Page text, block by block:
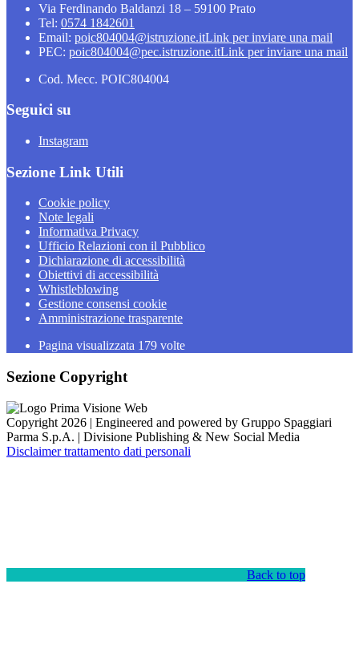
Via Ferdinando Baldanzi 18 – 59100 Prato
Tel: 0574 1842601
Email: poic804004@istruzione.itLink per inviare una mail
PEC: poic804004@pec.istruzione.itLink per inviare una mail
Cod. Mecc. POIC804004
Seguici su
Instagram
Sezione Link Utili
Cookie policy
Note legali
Informativa Privacy
Ufficio Relazioni con il Pubblico
Dichiarazione di accessibilità
Obiettivi di accessibilità
Whistleblowing
Gestione consensi cookie
Amministrazione trasparente
Pagina visualizzata 179 volte
Sezione Copyright
Copyright 2026 | Engineered and powered by Gruppo Spaggiari
Parma S.p.A. | Divisione Publishing & New Social Media
Disclaimer trattamento dati personali
Back to top